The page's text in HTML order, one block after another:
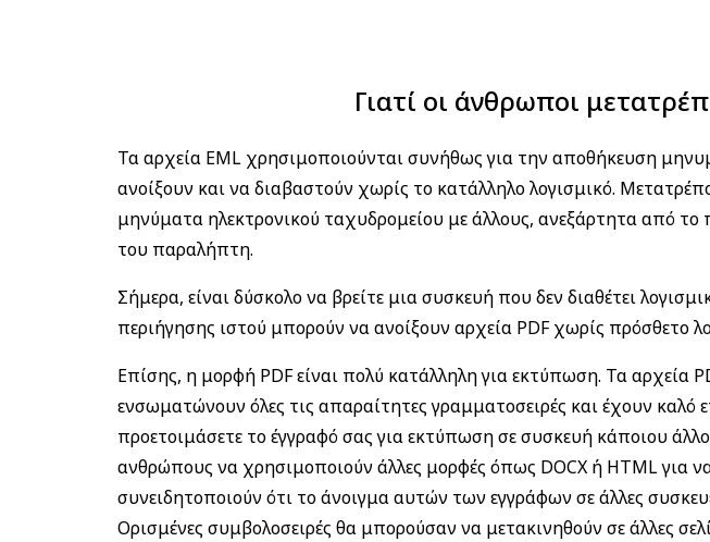
Γιατί οι άνθρωποι
Τα αρχεία EML χρησιμοποιούνται συνήθως για την αποθήκευση
ανοίξουν και να διαβαστούν χωρίς το κατάλληλο λογισμικό.
μηνύματα ηλεκτρονικού ταχυδρομείου με άλλους, ανεξάρτητα από
του παραλήπτη.
Σήμερα, είναι δύσκολο να βρείτε μια συσκευή που δεν διαθέτει
περιήγησης ιστού μπορούν να ανοίξουν αρχεία PDF χωρίς πρόσθετο
Επίσης, η μορφή PDF είναι πολύ κατάλληλη για εκτύπωση. Τα
ενσωματώνουν όλες τις απαραίτητες γραμματοσειρές και έχουν καλό
προετοιμάσετε το έγγραφό σας για εκτύπωση σε συσκευή κάποιου
ανθρώπους να χρησιμοποιούν άλλες μορφές όπως DOCX ή HTML για
συνειδητοποιούν ότι το άνοιγμα αυτών των εγγράφων σε άλλες
Ορισμένες συμβολοσειρές θα μπορούσαν να μετακινηθούν σε άλλες